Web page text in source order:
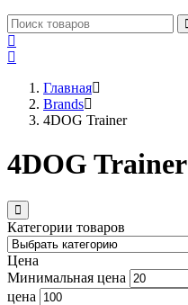
Главная
Brands
4DOG Trainer
4DOG Trainer
Категории товаров
Цена
Минимальная цена
цена